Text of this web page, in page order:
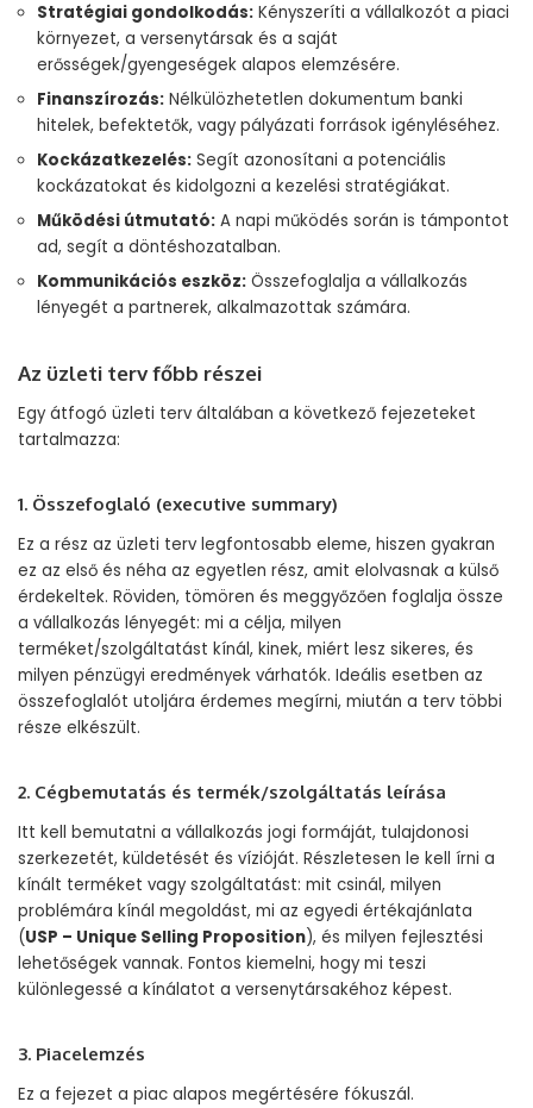
Stratégiai gondolkodás: Kényszeríti a vállalkozót a piaci
környezet, a versenytársak és a saját
erősségek/gyengeségek alapos elemzésére.
Finanszírozás: Nélkülözhetetlen dokumentum banki
hitelek, befektetők, vagy pályázati források igényléséhez.
Kockázatkezelés: Segít azonosítani a potenciális
kockázatokat és kidolgozni a kezelési stratégiákat.
Működési útmutató: A napi működés során is támpontot
ad, segít a döntéshozatalban.
Kommunikációs eszköz: Összefoglalja a vállalkozás
lényegét a partnerek, alkalmazottak számára.
Az üzleti terv főbb részei
Egy átfogó üzleti terv általában a következő fejezeteket
tartalmazza:
1. Összefoglaló (executive summary)
Ez a rész az üzleti terv legfontosabb eleme, hiszen gyakran
ez az első és néha az egyetlen rész, amit elolvasnak a külső
érdekeltek. Röviden, tömören és meggyőzően foglalja össze
a vállalkozás lényegét: mi a célja, milyen
terméket/szolgáltatást kínál, kinek, miért lesz sikeres, és
milyen pénzügyi eredmények várhatók. Ideális esetben az
összefoglalót utoljára érdemes megírni, miután a terv többi
része elkészült.
2. Cégbemutatás és termék/szolgáltatás leírása
Itt kell bemutatni a vállalkozás jogi formáját, tulajdonosi
szerkezetét, küldetését és vízióját. Részletesen le kell írni a
kínált terméket vagy szolgáltatást: mit csinál, milyen
problémára kínál megoldást, mi az egyedi értékajánlata
(USP – Unique Selling Proposition), és milyen fejlesztési
lehetőségek vannak. Fontos kiemelni, hogy mi teszi
különlegessé a kínálatot a versenytársakéhoz képest.
3. Piacelemzés
Ez a fejezet a piac alapos megértésére fókuszál.